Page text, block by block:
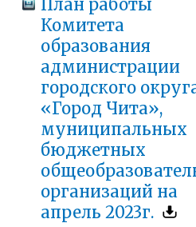
План работы
Комитета
образования
администрации
городского
«Город Чита»,
муниципальных
бюджетных
организаций на
апрель 2023г.